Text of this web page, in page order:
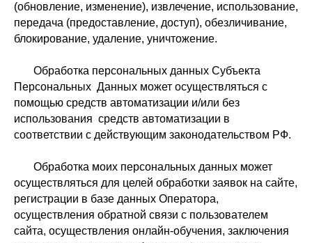
(обновление, изменение), извлечение, использование,
передача (предоставление, доступ), обезличивание,
блокирование, удаление, уничтожение.
Обработка персональных данных Субъекта
Персональных Данных может осуществляться с
помощью средств автоматизации и/или без
использования средств автоматизации в
соответствии с действующим законодательством РФ.
Обработка моих персональных данных может
осуществляться для целей обработки заявок на сайте,
регистрации в базе данных Оператора,
осуществления обратной связи с пользователем
сайта, осуществления онлайн-обучения, заключения